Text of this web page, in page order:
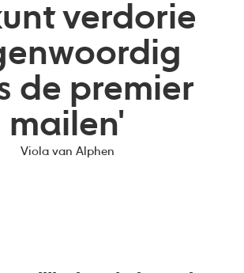
verdorie
de premier
mailen'
Viola van Alphen